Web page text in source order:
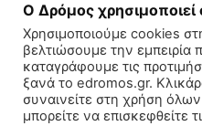
Εγγραφή συνδρομητή
Ο Δρόμος χρησιμοποιεί
Χρησιμοποιούμε cookies
βελτιώσουμε την εμπειρία
καταγράφουμε τις
ξανά το edromos.gr.
συναινείτε στη χρήση
μπορείτε να επισκεφθείτε